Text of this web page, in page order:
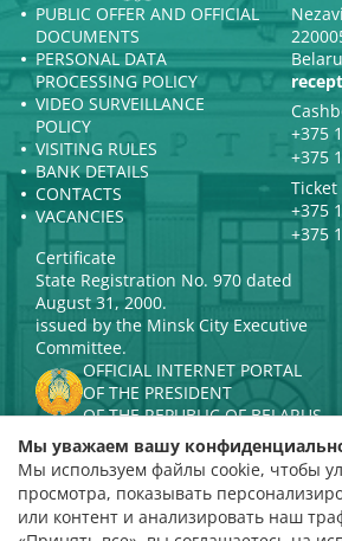
PUBLIC OFFER AND OFFICIAL
DOCUMENTS
PERSONAL DATA
PROCESSING POLICY
VIDEO SURVEILLANCE
POLICY
VISITING RULES
BANK DETAILS
CONTACTS
VACANCIES
+375
+375
+375
+375
Certificate
State Registration No. 970 dated
August 31, 2000.
issued by the Minsk City Executive
Committee.
OFFICIAL INTERNET PORTAL
OF THE PRESIDENT
OF THE REPUBLIC OF BELARUS
MINISTRY OF CULTURE OF THE
REPUBLIC OF BELARUS
PORTAL
RATING ASSESSMENT
Мы уважаем вашу
Мы используем файлы cookie, чтобы
просмотра, показывать
или контент и анализировать наш